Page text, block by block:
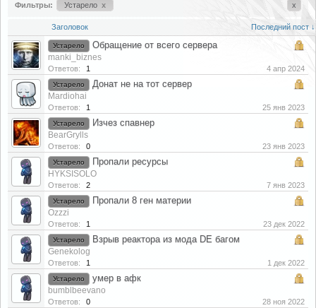
Фильтры: Устарело x x
Заголовок Последний пост ↓
Устарело Обращение от всего сервера
manki_biznes
Ответов: 1 4 апр 2024
Устарело Донат не на тот сервер
Mardiohai
Ответов: 1 25 янв 2023
Устарело Изчез спавнер
BearGrylls
Ответов: 0 23 янв 2023
Устарело Пропали ресурсы
HYKSISOLO
Ответов: 2 7 янв 2023
Устарело Пропали 8 ген материи
Ozzzi
Ответов: 1 23 дек 2022
Устарело Взрыв реактора из мода DE багом
Genekolog
Ответов: 1 1 дек 2022
Устарело умер в афк
bumblbeevano
Ответов: 0 28 ноя 2022